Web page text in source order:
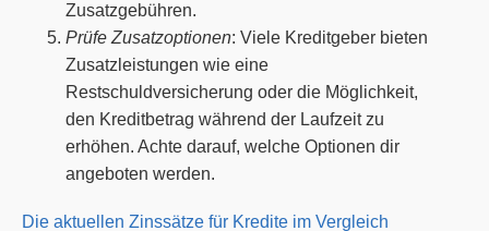
Zusatzgebühren.
Prüfe Zusatzoptionen: Viele Kreditgeber bieten
Zusatzleistungen wie eine
Restschuldversicherung oder die Möglichkeit,
den Kreditbetrag während der Laufzeit zu
erhöhen. Achte darauf, welche Optionen dir
angeboten werden.
Die aktuellen Zinssätze für Kredite im Vergleich